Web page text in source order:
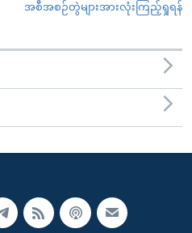
အစီအစဉ်တွဲများအားလုံးကြည့်ရှုရန်